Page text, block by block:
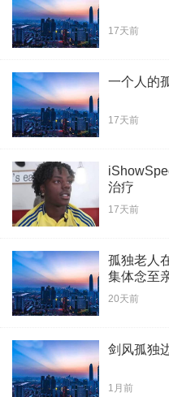
17天前
一个人的
17天前
治疗
17天前
孤独老人
集体念至
20天前
剑风孤独
1月前